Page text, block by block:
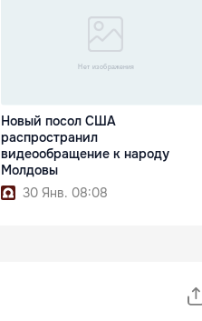
Новый посол США
распространил
видеообращение к народу
Молдовы
30 Янв. 08:08